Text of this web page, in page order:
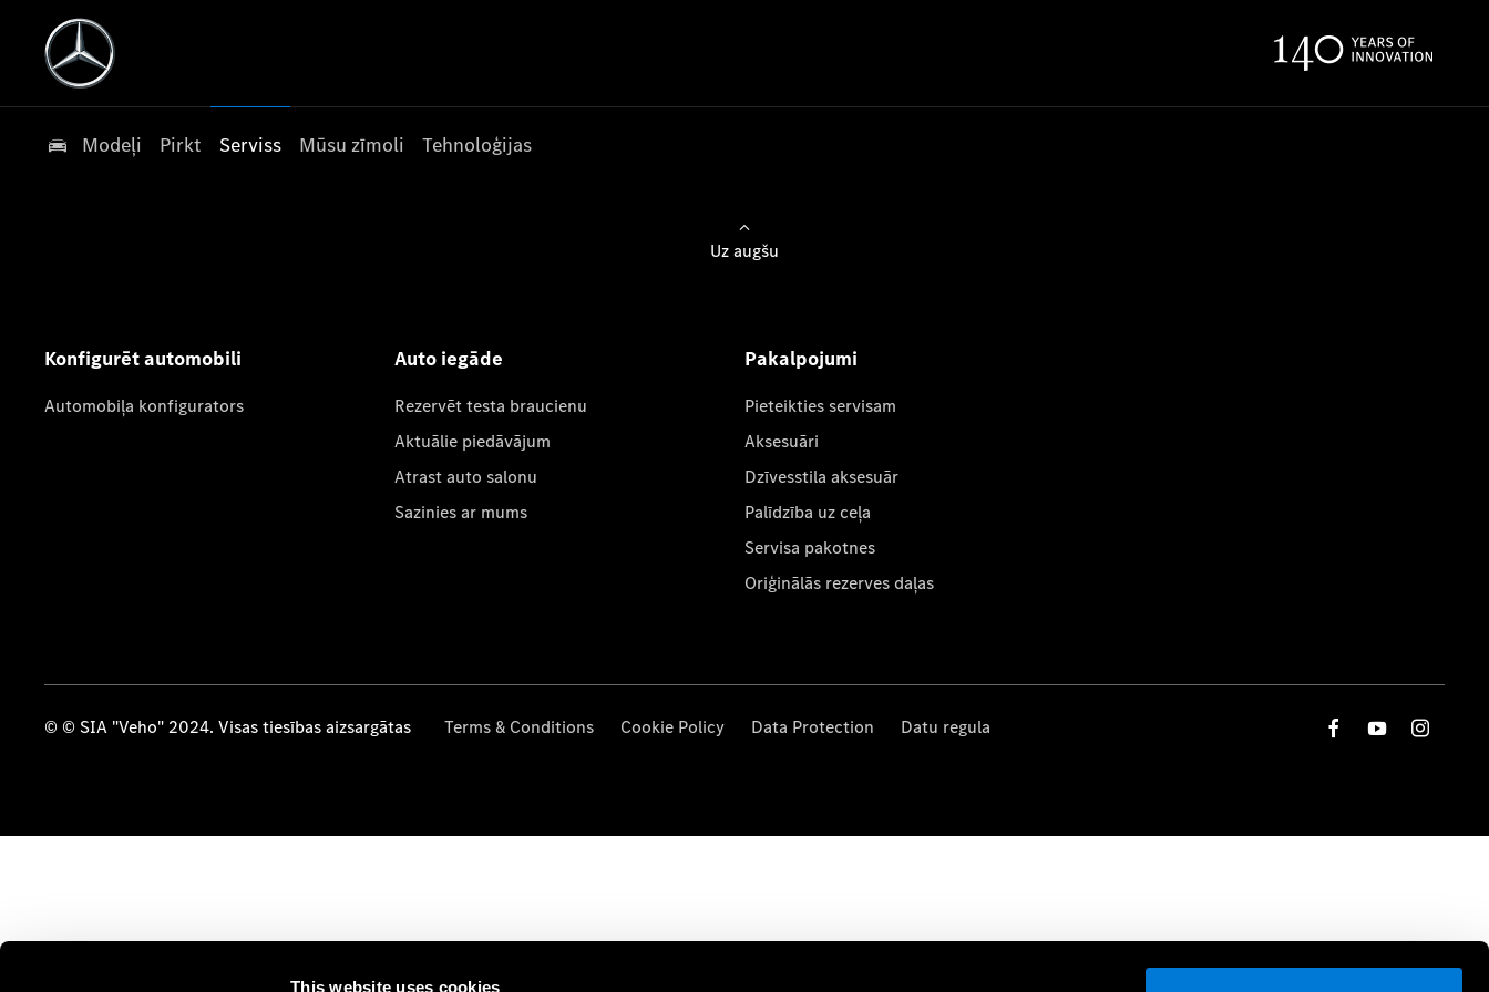
This website uses cookies
Modeļi Pirkt Serviss Mūsu zīmoli Tehnoloģijas
Uz augšu
Konfigurēt automobili
Automobiļa konfigurators
Auto iegāde
Rezervēt testa braucienu
Aktuālie piedāvājum
Atrast auto salonu
Sazinies ar mums
Pakalpojumi
Pieteikties servisam
Aksesuāri
Dzīvesstila aksesuār
Palīdzība uz ceļa
Servisa pakotnes
Oriģinālās rezerves daļas
© © SIA "Veho" 2024. Visas tiesības aizsargātas Terms & Conditions Cookie Policy Data Protection Datu regula